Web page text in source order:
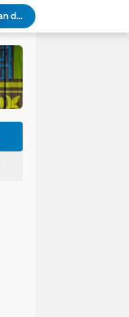
Jadwal Pekan Perdana Super League 2026/2027: Big Match Langsung Warnai Awal Musim
Mahyeldi Raih Penghargaan IPDN atas Kepemimpinan dan Reformasi Birokrasi di Sumbar
Payakumbuh Luncurkan GEMPITA BERSAMA, Dorong Pekarangan Jadi Sumber Pangan Keluarga
Ekonomi Indonesia Melaju 5,29%, Sinyal Daya Tahan di Tengah Tekanan Global
Tiga Alat Berat Diterjunkan, Normalisasi Sungai Batang Guo Dikebut Pascabanjir
Danantara Siapkan Gelombang IPO BUMN Jumbo, Pegadaian Masuk Daftar Prioritas